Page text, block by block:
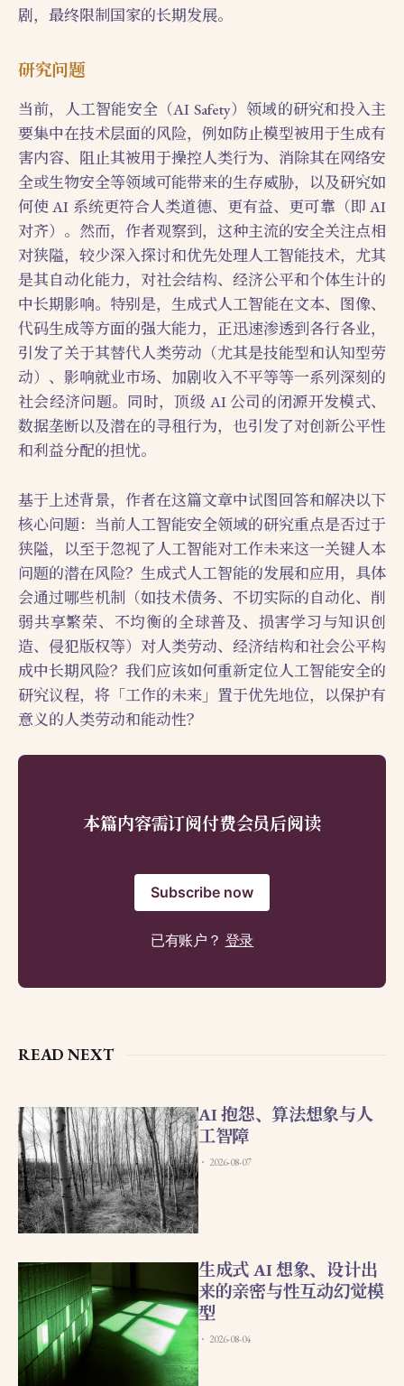
剧，最终限制国家的长期发展。
研究问题
当前，人工智能安全（AI Safety）领域的研究和投入主
要集中在技术层面的风险，例如防止模型被用于生成有
害内容、阻止其被用于操控人类行为、消除其在网络安
全或生物安全等领域可能带来的生存威胁，以及研究如
何使 AI 系统更符合人类道德、更有益、更可靠（即 AI
对齐）。然而，作者观察到，这种主流的安全关注点相
对狭隘，较少深入探讨和优先处理人工智能技术，尤其
是其自动化能力，对社会结构、经济公平和个体生计的
中长期影响。特别是，生成式人工智能在文本、图像、
代码生成等方面的强大能力，正迅速渗透到各行各业，
引发了关于其替代人类劳动（尤其是技能型和认知型劳
动）、影响就业市场、加剧收入不平等等一系列深刻的
社会经济问题。同时，顶级 AI 公司的闭源开发模式、
数据垄断以及潜在的寻租行为，也引发了对创新公平性
和利益分配的担忧。
基于上述背景，作者在这篇文章中试图回答和解决以下
核心问题：当前人工智能安全领域的研究重点是否过于
狭隘，以至于忽视了人工智能对工作未来这一关键人本
问题的潜在风险？生成式人工智能的发展和应用，具体
会通过哪些机制（如技术债务、不切实际的自动化、削
弱共享繁荣、不均衡的全球普及、损害学习与知识创
造、侵犯版权等）对人类劳动、经济结构和社会公平构
成中长期风险？我们应该如何重新定位人工智能安全的
研究议程，将「工作的未来」置于优先地位，以保护有
意义的人类劳动和能动性？
本篇内容需订阅付费会员后阅读
Subscribe now
已有账户？ 登录
READ NEXT
AI 抱怨、算法想象与人
工智障
2026-08-07
生成式 AI 想象、设计出
来的亲密与性互动幻觉模
型
2026-08-04